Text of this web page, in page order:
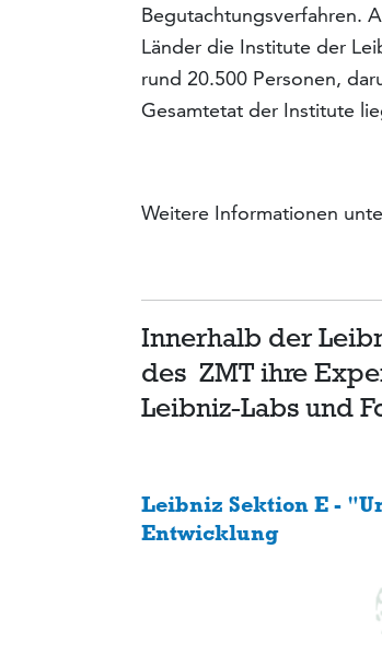
Begutachtungsverfahren.
Länder die Institute der
rund 20.500 Personen,
Gesamtetat der Institute
Weitere Informationen
Innerhalb der
des ZMT ihre
Leibniz-Labs und
Leibniz Sektion E -
Entwicklung